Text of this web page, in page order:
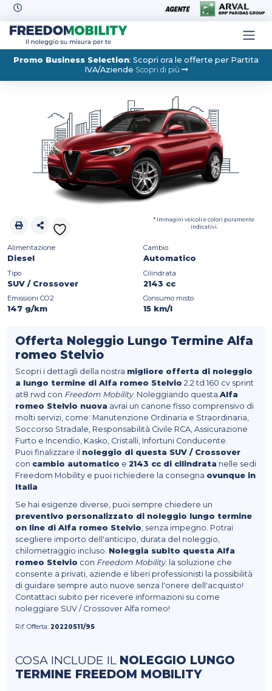
Skip to content
Promo Business Selection: Scopri ora le offerte per Partita
IVA/Aziende Scopri di più
* Immagini veicoli e colori puramente
indicativi.
Alimentazione
Diesel
Cambio
Automatico
Tipo
SUV / Crossover
Cilindrata
2143 cc
Emissioni CO2
147 g/km
Consumo misto
15 km/l
Offerta Noleggio Lungo Termine Alfa
romeo Stelvio
Scopri i dettagli della nostra migliore offerta di noleggio
a lungo termine di Alfa romeo Stelvio 2.2 td 160 cv sprint
at8 rwd con Freedom Mobility. Noleggiando questa Alfa
romeo Stelvio nuova avrai un canone fisso comprensivo di
molti servizi, come: Manutenzione Ordinaria e Straordinaria,
Soccorso Stradale, Responsabilità Civile RCA, Assicurazione
Furto e Incendio, Kasko, Cristalli, Infortuni Conducente.
Puoi finalizzare il noleggio di questa SUV / Crossover
con cambio automatico e 2143 cc di cilindrata nelle sedi
Freedom Mobility e puoi richiedere la consegna ovunque in
Italia
Se hai esigenze diverse, puoi sempre chiedere un
preventivo personalizzato di noleggio lungo termine
on line di Alfa romeo Stelvio, senza impegno. Potrai
scegliere importo dell'anticipo, durata del noleggio,
chilometraggio incluso. Noleggia subito questa Alfa
romeo Stelvio con Freedom Mobility: la soluzione che
consente a privati, aziende e liberi professionisti la possibilità
di guidare sempre auto nuove senza l'onere dell'acquisto!
Contattaci subito per ricevere informazioni su come
noleggiare SUV / Crossover Alfa romeo!
Rif. Offerta: 20220511/95
COSA INCLUDE IL NOLEGGIO LUNGO
TERMINE FREEDOM MOBILITY